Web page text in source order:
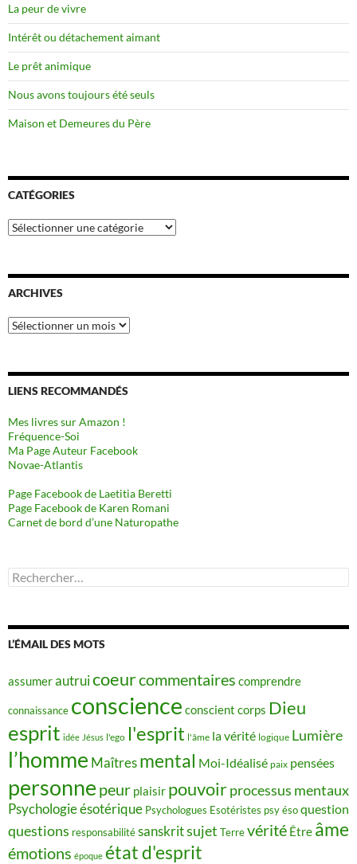
La peur de vivre
Intérêt ou détachement aimant
Le prêt animique
Nous avons toujours été seuls
Maison et Demeures du Père
CATÉGORIES
Catégories
ARCHIVES
Archives
LIENS RECOMMANDÉS
Mes livres sur Amazon !
Fréquence-Soi
Ma Page Auteur Facebook
Novae-Atlantis
Page Facebook de Laetitia Beretti
Page Facebook de Karen Romani
Carnet de bord d’une Naturopathe
Rechercher :
L’ÉMAIL DES MOTS
assumerautruicoeurcommentaires comprendre
connaissance conscience conscient corps Dieu
esprit idée Jésus l'ego l'esprit l'âme la vérité logique Lumière
l’homme Maîtres mental Moi-Idéalisé paix pensées
personne peur plaisir pouvoirprocessus mentaux
Psychologie ésotérique Psychologues Esotéristes psy ésoquestion
questions responsabilitésanskritsujet Terrevérité Être âme
émotions époque état d'esprit